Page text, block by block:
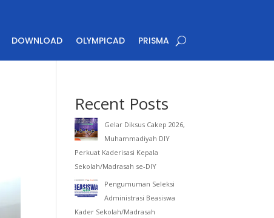
DOWNLOAD OLYMPICAD PRISMA
Recent Posts
Gelar Diksus Cakep 2026,
Muhammadiyah DIY
Perkuat Kaderisasi Kepala
Sekolah/Madrasah se-DIY
Pengumuman Seleksi
Administrasi Beasiswa
Kader Sekolah/Madrasah